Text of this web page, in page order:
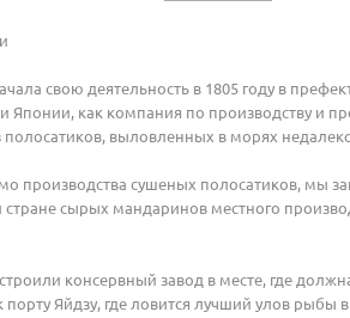
свою деятельность в 1805 году в
Японии, как компания по производству и
полосатиков, выловленных в морях
производства сушеных полосатиков, мы
сырых мандаринов местного
консервный завод в месте, где
порту Яйдзу, где ловится лучший улов